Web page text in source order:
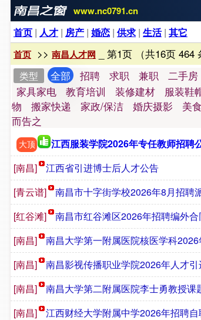
www.nc0791.cn
首页 | 人才 | 房产 | 婚恋 | 供求| 生活| 其它
首页 >> 南昌人才网 _ 第1页 （共16页 464
类型 全部 招聘 求职 兼职 二手房
家具家电
教育培训 装修建材 服装鞋
物
搬家快递 家政/保洁 婚庆摄影 美
而告之
大顶 江西服装学院2026年专任教师招聘
[南昌] 江西省引进博士后人才公告
[青云谱] 南昌市十字街学校2026年8月招聘
[红谷滩] 南昌市红谷滩区2026年招聘编外
[南昌] 南昌大学第一附属医院核医学科
[南昌] 南昌影视传播职业学院2026年人才
[南昌] 南昌大学第二附属医院李士勇教授课
[南昌] 江西财经大学附属中学2026年招聘